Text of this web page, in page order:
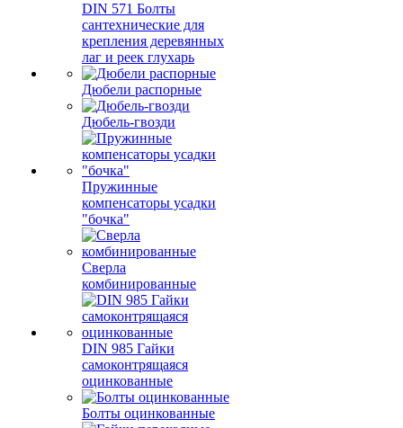
DIN 571 Болты
сантехнические для
крепления деревянных
лаг и реек глухарь
Дюбели распорные
Дюбель-гвозди
Пружинные
компенсаторы усадки
"бочка"
Сверла
комбинированные
DIN 985 Гайки
самоконтрящаяся
оцинкованные
Болты оцинкованные